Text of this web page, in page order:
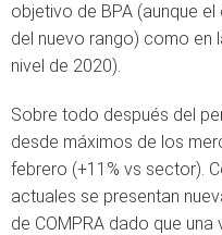
objetivo de BPA (aunque
del nuevo rango) como en
nivel de 2020).
Sobre todo después del
desde máximos de los
febrero (+11% vs sector).
actuales se presentan
de COMPRA dado que